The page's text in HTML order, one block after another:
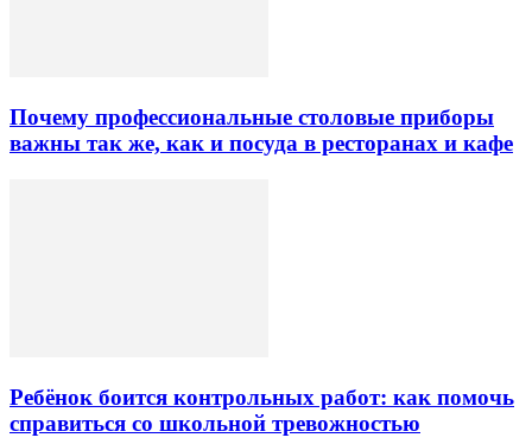
Почему профессиональные столовые приборы
важны так же, как и посуда в ресторанах и кафе
Ребёнок боится контрольных работ: как помочь
справиться со школьной тревожностью